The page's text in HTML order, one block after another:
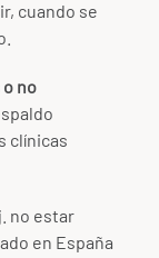
cuando se
no
clínicas
no estar
en España